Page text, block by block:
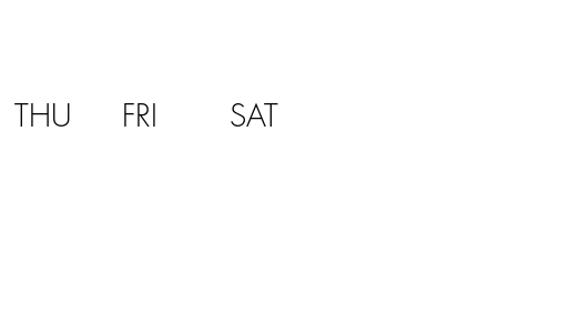
THU FRI SAT